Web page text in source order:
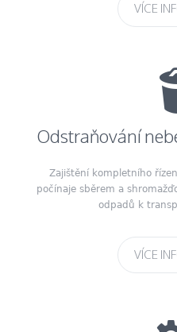
VÍCE
Odstraňování
Zajištění kompletního
počínaje sběrem a
odpadů k
VÍCE